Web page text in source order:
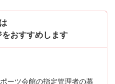
をおすすめします
ーツ会館の指定管理者の募